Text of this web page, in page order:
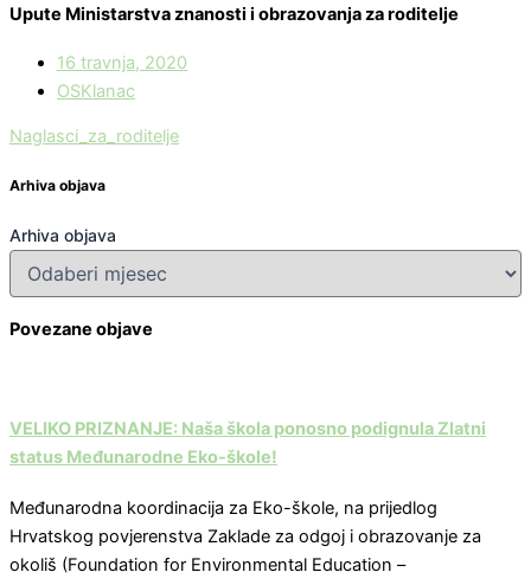
Upute Ministarstva znanosti i obrazovanja za roditelje
16 travnja, 2020
OSKlanac
Naglasci_za_roditelje
Arhiva objava
Arhiva objava
Povezane objave
VELIKO PRIZNANJE: Naša škola ponosno podignula Zlatni
status Međunarodne Eko-škole!
Međunarodna koordinacija za Eko-škole, na prijedlog
Hrvatskog povjerenstva Zaklade za odgoj i obrazovanje za
okoliš (Foundation for Environmental Education –